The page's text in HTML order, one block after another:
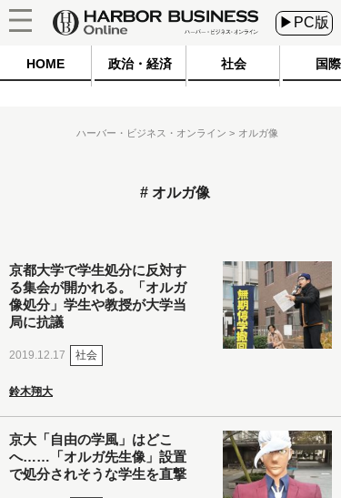
▶PC版
HOME 政治・経済 社会 国際
ハーバー・ビジネス・オンライン オルガ像
オルガ像
京都大学で学生処分に反対す
る集会が開かれる。「オルガ
像処分」学生や教授が大学当
局に抗議
2019.12.17 社会
鈴木翔大
京大「自由の学風」はどこ
へ……「オルガ先生像」設置
で処分されそうな学生を直撃